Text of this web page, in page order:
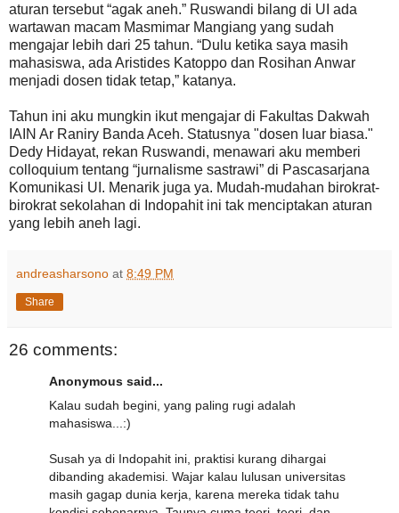
aturan tersebut “agak aneh.” Ruswandi bilang di UI ada
wartawan macam Masmimar Mangiang yang sudah
mengajar lebih dari 25 tahun. “Dulu ketika saya masih
mahasiswa, ada Aristides Katoppo dan Rosihan Anwar
menjadi dosen tidak tetap,” katanya.
Tahun ini aku mungkin ikut mengajar di Fakultas Dakwah
IAIN Ar Raniry Banda Aceh. Statusnya "dosen luar biasa."
Dedy Hidayat, rekan Ruswandi, menawari aku memberi
colloquium tentang “jurnalisme sastrawi” di Pascasarjana
Komunikasi UI. Menarik juga ya. Mudah-mudahan birokrat-
birokrat sekolahan di Indopahit ini tak menciptakan aturan
yang lebih aneh lagi.
andreasharsono at 8:49 PM
Share
26 comments:
Anonymous said...
Kalau sudah begini, yang paling rugi adalah
mahasiswa...:)
Susah ya di Indopahit ini, praktisi kurang dihargai
dibanding akademisi. Wajar kalau lulusan universitas
masih gagap dunia kerja, karena mereka tidak tahu